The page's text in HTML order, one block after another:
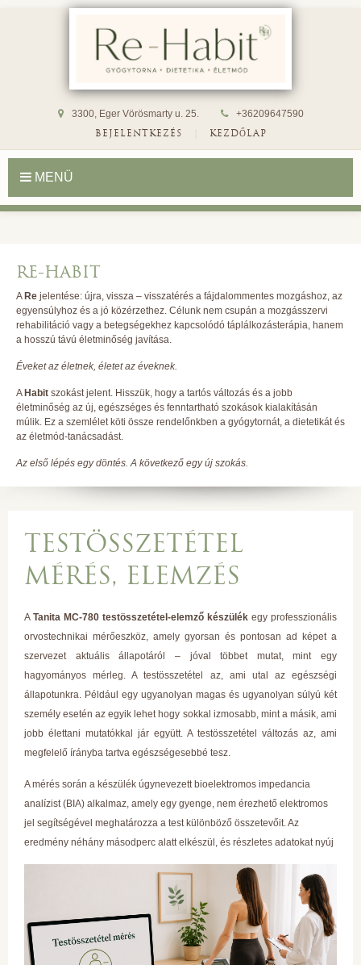
3300, Eger Vörösmarty u. 25.
+36209647590
BEJELENTKEZÉS
KEZDŐLAP
MENÜ
RE-HABIT
A Re jelentése: újra, vissza – visszatérés a fájdalommentes mozgáshoz, az
egyensúlyhoz és a jó közérzethez. Célunk nem csupán a mozgásszervi
rehabilitáció vagy a betegségekhez kapcsolódó táplálkozásterápia, hanem
a hosszú távú életminőség javítása.
Éveket az életnek, életet az éveknek.
A Habit szokást jelent. Hisszük, hogy a tartós változás és a jobb
életminőség az új, egészséges és fenntartható szokások kialakításán
múlik. Ez a szemlélet köti össze rendelőnkben a gyógytornát, a dietetikát és
az életmód-tanácsadást.
Az első lépés egy döntés. A következő egy új szokás.
TESTÖSSZETÉTEL
MÉRÉS, ELEMZÉS
A Tanita MC-780 testösszetétel-elemző készülék egy professzionális
orvostechnikai mérőeszköz, amely gyorsan és pontosan ad képet a
szervezet aktuális állapotáról – jóval többet mutat, mint egy
hagyományos mérleg. A testösszetétel az, ami utal az egészségi
állapotunkra. Például egy ugyanolyan magas és ugyanolyan súlyú két
személy esetén az egyik lehet hogy sokkal izmosabb, mint a másik, ami
jobb élettani mutatókkal jár együtt. A testösszetétel változás az, ami
megfelelő írányba tartva egészségesebbé tesz.
A mérés során a készülék úgynevezett bioelektromos impedancia
analízist (BIA) alkalmaz, amely egy gyenge, nem érezhető elektromos
jel segítségével meghatározza a test különböző összetevőit. Az
eredmény néhány másodperc alatt elkészül, és részletes adatokat nyúj